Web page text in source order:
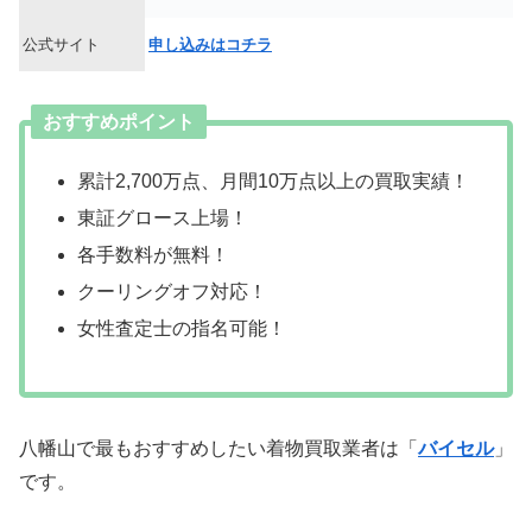
公式サイト 申し込みはコチラ
おすすめポイント
累計2,700万点、月間10万点以上の買取実績！
東証グロース上場！
各手数料が無料！
クーリングオフ対応！
女性査定士の指名可能！
八幡山で最もおすすめしたい着物買取業者は「バイセル」
です。